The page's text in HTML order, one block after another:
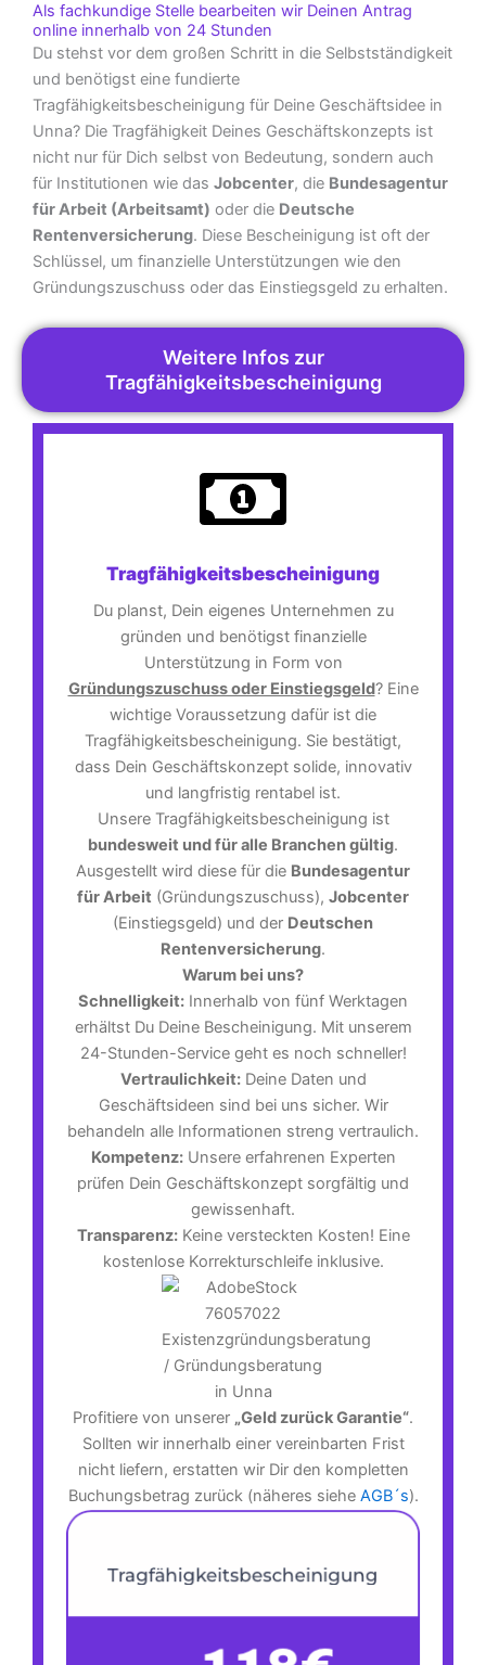
Als fachkundige Stelle bearbeiten wir Deinen Antrag
online innerhalb von 24 Stunden
Du stehst vor dem großen Schritt in die Selbstständigkeit
und benötigst eine fundierte
Tragfähigkeitsbescheinigung für Deine Geschäftsidee in
Unna? Die Tragfähigkeit Deines Geschäftskonzepts ist
nicht nur für Dich selbst von Bedeutung, sondern auch
für Institutionen wie das Jobcenter, die Bundesagentur
für Arbeit (Arbeitsamt) oder die Deutsche
Rentenversicherung. Diese Bescheinigung ist oft der
Schlüssel, um finanzielle Unterstützungen wie den
Gründungszuschuss oder das Einstiegsgeld zu erhalten.
Weitere Infos zur
Tragfähigkeitsbescheinigung
Tragfähigkeitsbescheinigung
Du planst, Dein eigenes Unternehmen zu
gründen und benötigst finanzielle
Unterstützung in Form von
Gründungszuschuss oder Einstiegsgeld? Eine
wichtige Voraussetzung dafür ist die
Tragfähigkeitsbescheinigung. Sie bestätigt,
dass Dein Geschäftskonzept solide, innovativ
und langfristig rentabel ist.
Unsere Tragfähigkeitsbescheinigung ist
bundesweit und für alle Branchen gültig.
Ausgestellt wird diese für die Bundesagentur
für Arbeit (Gründungszuschuss), Jobcenter
(Einstiegsgeld) und der Deutschen
Rentenversicherung.
Warum bei uns?
Schnelligkeit: Innerhalb von fünf Werktagen
erhältst Du Deine Bescheinigung. Mit unserem
24-Stunden-Service geht es noch schneller!
Vertraulichkeit:Deine Daten und
Geschäftsideen sind bei uns sicher. Wir
behandeln alle Informationen streng vertraulich.
Kompetenz:Unsere erfahrenen Experten
prüfen Dein Geschäftskonzept sorgfältig und
gewissenhaft.
Transparenz:Keine versteckten Kosten! Eine
kostenlose Korrekturschleife inklusive.
Profitiere von unserer „Geld zurück Garantie“.
Sollten wir innerhalb einer vereinbarten Frist
nicht liefern, erstatten wir Dir den kompletten
Buchungsbetrag zurück (näheres siehe AGB´s).